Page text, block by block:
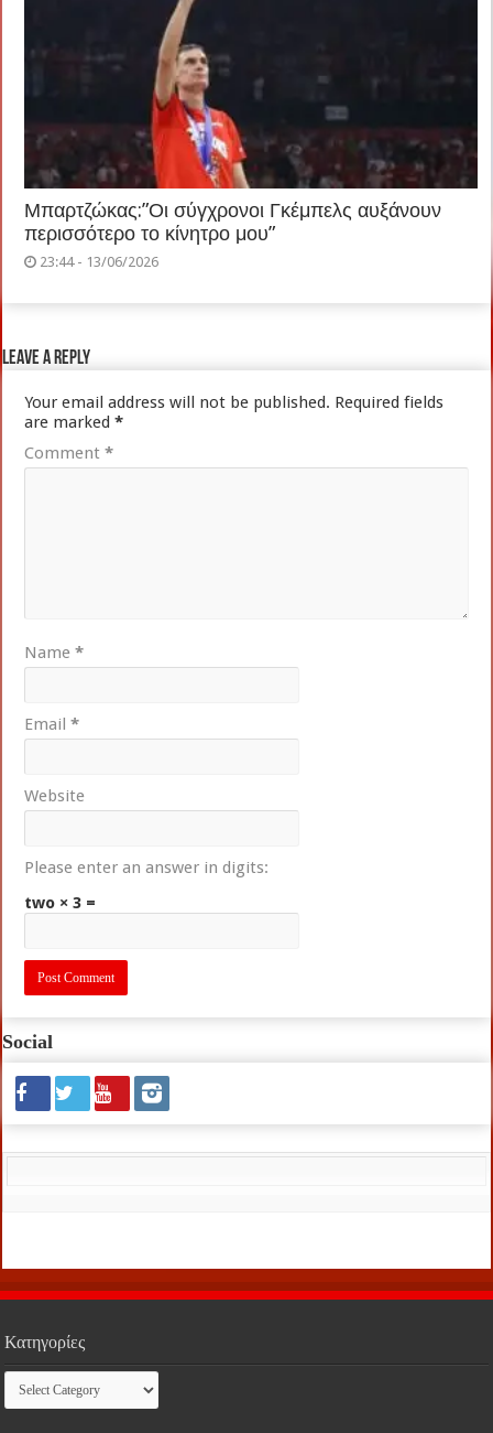
Μπαρτζώκας:”Οι σύγχρονοι Γκέμπελς αυξάνουν
περισσότερο το κίνητρο μου”
23:44 - 13/06/2026
Leave a Reply
Your email address will not be published. Required fields
are marked*
Comment*
Name*
Email*
Website
Please enter an answer in digits:
two × 3 =
Social
Κατηγορίες
Κατηγορίες